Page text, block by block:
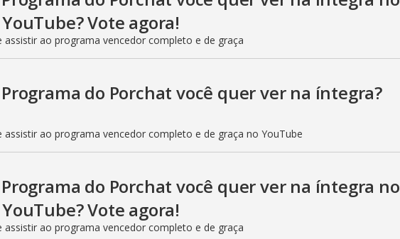
i
d
e
o
Vote agora!
assistir ao programa vencedor completo e de graça
do Porchat você quer ver na íntegra?
assistir ao programa vencedor completo e de graça no YouTube
do Porchat você quer ver na íntegra no
Vote agora!
assistir ao programa vencedor completo e de graça